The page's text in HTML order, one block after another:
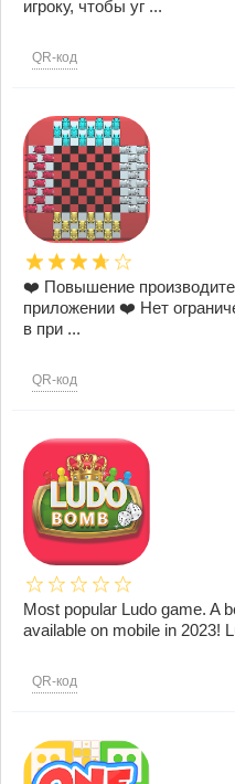
игроку, чтобы уг ...
QR-код
❤️ Повышение
приложении ❤️ Нет
в при ...
QR-код
Most popular Ludo game. A
available on mobile in 2023!
QR-код